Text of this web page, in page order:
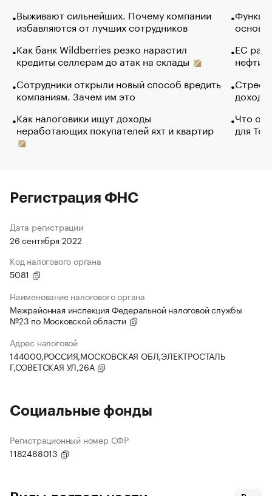
Выживают сильнейших. Почему компании
избавляются от лучших сотрудников
Как банк Wildberries резко нарастил
кредиты селлерам до атак на склады
Сотрудники открыли новый способ вредить
компаниям. Зачем им это
Как налоговики ищут доходы
неработающих покупателей яхт и квартир
основ
ЕС
нефти
Что
для
Регистрация ФНС
Дата регистрации
26 сентября 2022
Код налогового органа
5081
Наименование налогового органа
Межрайонная инспекция Федеральной налоговой службы
№23 по Московской области
Адрес налоговой
144000,РОССИЯ,МОСКОВСКАЯ ОБЛ,ЭЛЕКТРОСТАЛЬ
Г,СОВЕТСКАЯ УЛ,26А
Социальные фонды
Регистрационный номер СФР
1182488013